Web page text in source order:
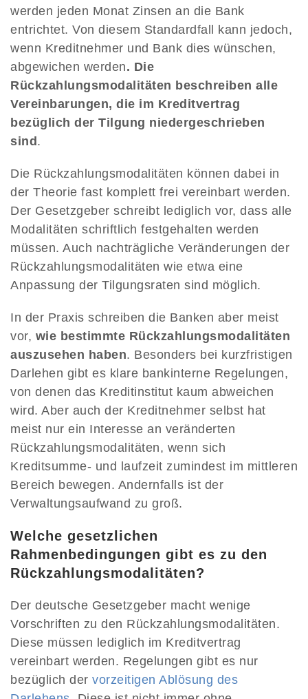
werden jeden Monat Zinsen an die Bank
entrichtet. Von diesem Standardfall kann jedoch,
wenn Kreditnehmer und Bank dies wünschen,
abgewichen werden. Die
Rückzahlungsmodalitäten beschreiben alle
Vereinbarungen, die im Kreditvertrag
bezüglich der Tilgung niedergeschrieben
sind .
Die Rückzahlungsmodalitäten können dabei in
der Theorie fast komplett frei vereinbart werden.
Der Gesetzgeber schreibt lediglich vor, dass alle
Modalitäten schriftlich festgehalten werden
müssen. Auch nachträgliche Veränderungen der
Rückzahlungsmodalitäten wie etwa eine
Anpassung der Tilgungsraten sind möglich.
In der Praxis schreiben die Banken aber meist
vor, wie bestimmte Rückzahlungsmodalitäten
auszusehen haben. Besonders bei kurzfristigen
Darlehen gibt es klare bankinterne Regelungen,
von denen das Kreditinstitut kaum abweichen
wird. Aber auch der Kreditnehmer selbst hat
meist nur ein Interesse an veränderten
Rückzahlungsmodalitäten, wenn sich
Kreditsumme- und laufzeit zumindest im mittleren
Bereich bewegen. Andernfalls ist der
Verwaltungsaufwand zu groß.
Welche gesetzlichen
Rahmenbedingungen gibt es zu den
Rückzahlungsmodalitäten?
Der deutsche Gesetzgeber macht wenige
Vorschriften zu den Rückzahlungsmodalitäten.
Diese müssen lediglich im Kreditvertrag
vereinbart werden. Regelungen gibt es nur
bezüglich der vorzeitigen Ablösung des